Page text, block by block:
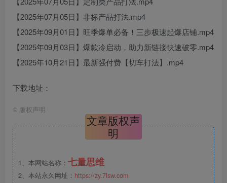
【2025年07月05日】非标产品打法.mp4
【2025年09月01日】旺季爆单必备！三步极速起爆店铺.mp4
【2025年09月03日】爆款冷启动，助力新链接快速破零.mp4
【2025年10月21日】最新强付费【切车打法】.mp4
下载地址：
© 版权声明
文章版权声
明
1、本网站名称： 七量思维
2、本站永久网址： https://zy.7lsw.com